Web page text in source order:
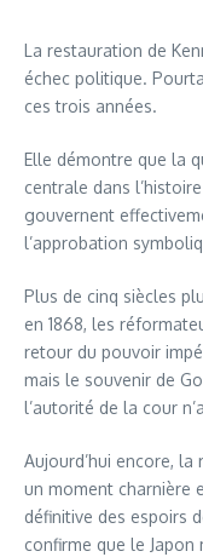
La restauration de
échec politique.
ces trois années.
Elle démontre que la
centrale dans
gouvernent
l’approbation
Plus de cinq siècles
en 1868, les
retour du pouvoir
mais le souvenir de
l’autorité de la cour
Aujourd’hui encore,
un moment charnière
définitive des espoirs
confirme que le